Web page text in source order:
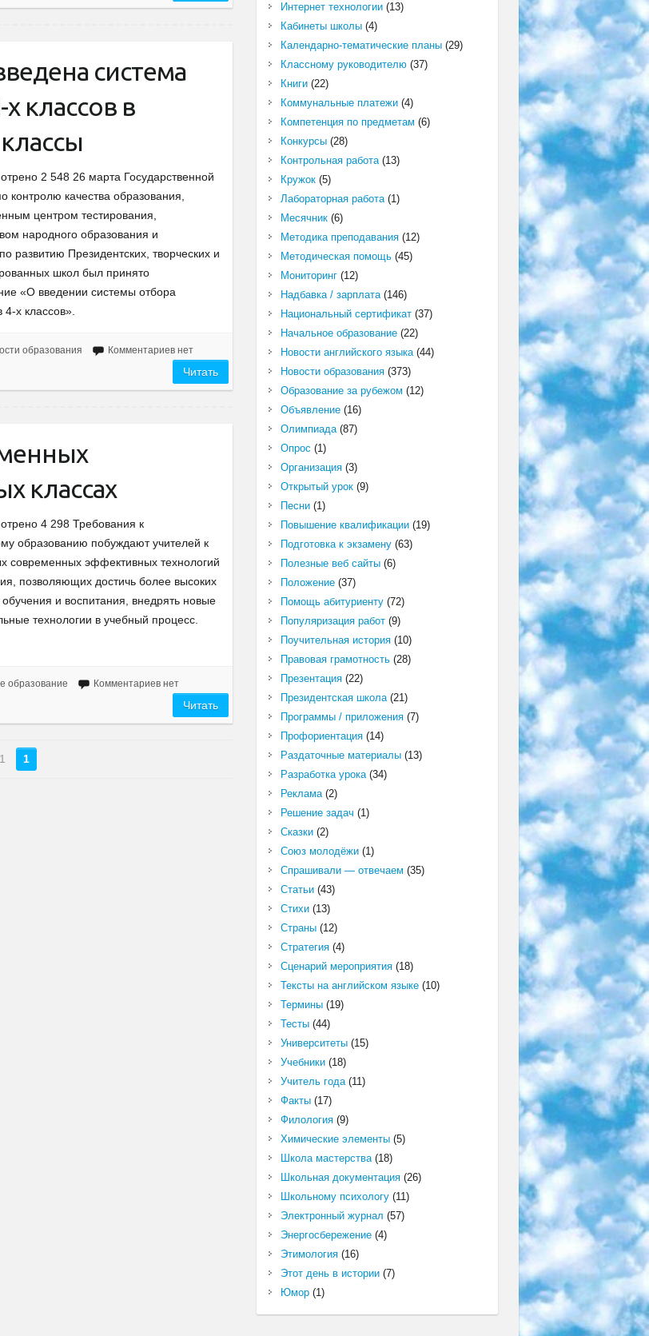
система
классов в
2 548 26 марта Государственной
контролю качества образования,
центром тестирования,
народного образования и
развитию Президентских, творческих и
школ был принято
«О введении системы отбора
4-х классов».
образования Комментариев нет
Читать
классах
4 298 Требования к
образованию побуждают учителей к
современных эффективных технологий
позволяющих достичь более высоких
обучения и воспитания, внедрять новые
технологии в учебный процесс.
образование Комментариев нет
Читать
1
Интернет технологии(13)
Кабинеты школы(4)
Календарно-тематические планы(29)
Классному руководителю(37)
Книги(22)
Коммунальные платежи(4)
Компетенция по предметам (6)
Конкурсы(28)
Контрольная работа(13)
Кружок(5)
Лабораторная работа(1)
Месячник(6)
Методика преподавания(12)
Методическая помощь(45)
Мониторинг(12)
Надбавка / зарплата(146)
Национальный сертификат(37)
Начальное образование(22)
Новости английского языка(44)
Новости образования(373)
Образование за рубежом (12)
Объявление(16)
Олимпиада(87)
Опрос (1)
Организация(3)
Открытый урок(9)
Песни(1)
Повышение квалификации(19)
Подготовка к экзамену(63)
Полезные веб сайты(6)
Положение(37)
Помощь абитуриенту(72)
Популяризация работ(9)
Поучительная история(10)
Правовая грамотность(28)
Презентация(22)
Президентская школа(21)
Программы / приложения(7)
Профориентация(14)
Раздаточные материалы(13)
Разработка урока(34)
Реклама(2)
Решение задач (1)
Сказки(2)
Союз молодёжи(1)
Спрашивали — отвечаем (35)
Статьи(43)
Стихи(13)
Страны(12)
Стратегия(4)
Сценарий мероприятия(18)
Тексты на английском языке(10)
Термины(19)
Тесты(44)
Университеты(15)
Учебники(18)
Учитель года(11)
Факты(17)
Филология(9)
Химические элементы(5)
Школа мастерства(18)
Школьная документация(26)
Школьному психологу(11)
Электронный журнал (57)
Энергосбережение(4)
Этимология(16)
Этот день в истории(7)
Юмор(1)